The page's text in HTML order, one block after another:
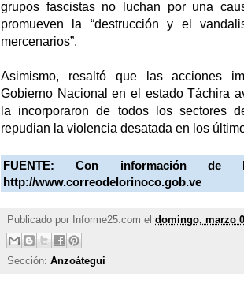
grupos fascistas no luchan por una
promueven la “destrucción y el
mercenarios”.
Asimismo, resaltó que las acciones
Gobierno Nacional en el estado Táchira
la incorporaron de todos los sectores
repudian la violencia desatada en los
FUENTE: Con información de
http://www.correodelorinoco.gob.ve
Publicado por Informe25.com el domingo, marzo
Sección: Anzoátegui